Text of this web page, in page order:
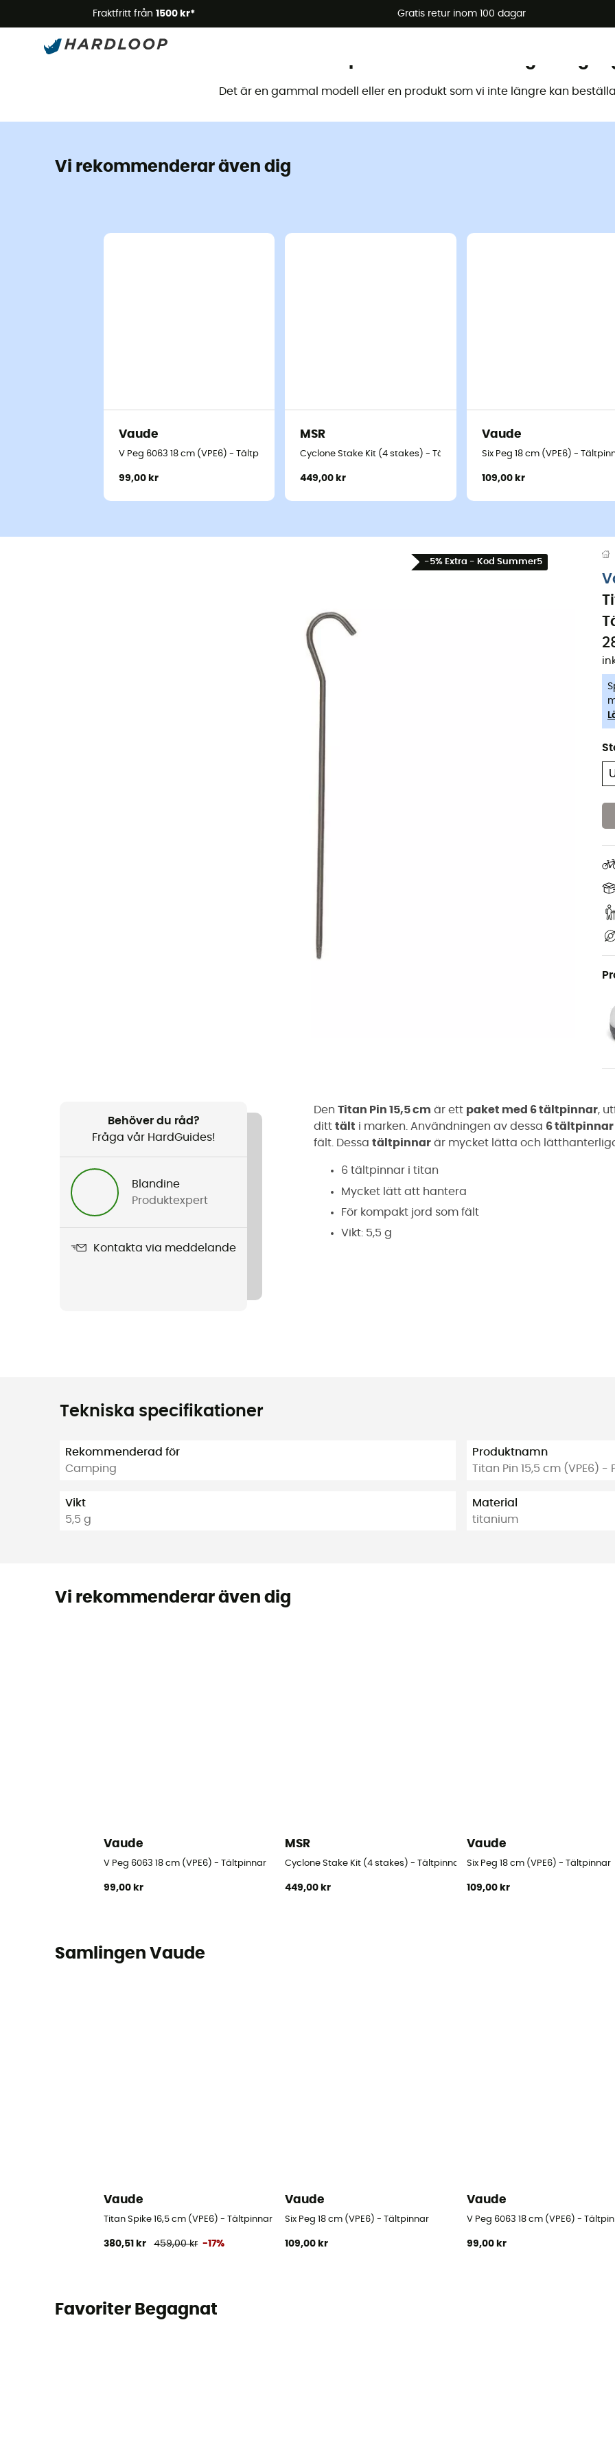
Fraktfritt från 1500 kr* Gratis retur inom 100 dagar
Sommarerbjudanden 🔥 -5 % EXTRA vid köp av 2 produkter* kod
Det är en gammal modell eller en produkt som vi inte längre kan
Vi rekommenderar även dig
Vaude
V Peg 6063 18 cm (VPE6) - Tältpinnar
99,00 kr
MSR
Cyclone Stake Kit (4 stakes) - Tältpinnar
449,00 kr
Vaude
Six Peg 18 cm (VPE6) -
109,00 kr
-5% Extra - Kod Summer5
Behöver du råd?
Fråga vår HardGuides!
Blandine
Produktexpert
Kontakta via meddelande
Den Titan Pin 15,5 cm är ett paket med 6 tältpinnar,
ditt tält i marken. Användningen av dessa 6 tältpinnar
fält. Dessa tältpinnar är mycket lätta och
6 tältpinnar i titan
Mycket lätt att hantera
För kompakt jord som fält
Vikt: 5,5 g
Tekniska specifikationer
Rekommenderad för
Camping
Vikt
5,5 g
Produktnamn
Titan Pin 15,5 cm (VPE6) -
Material
titanium
Vi rekommenderar även dig
Vaude
V Peg 6063 18 cm (VPE6) - Tältpinnar
99,00 kr
MSR
Cyclone Stake Kit (4 stakes) - Tältpinnar
449,00 kr
Vaude
Six Peg 18 cm (VPE6) - Tältpinnar
109,00 kr
Samlingen Vaude
Vaude
Titan Spike 16,5 cm (VPE6) - Tältpinnar
380,51 kr 459,00 kr -17%
Vaude
Six Peg 18 cm (VPE6) - Tältpinnar
109,00 kr
Vaude
V Peg 6063 18 cm (VPE6) -
99,00 kr
Favoriter Begagnat